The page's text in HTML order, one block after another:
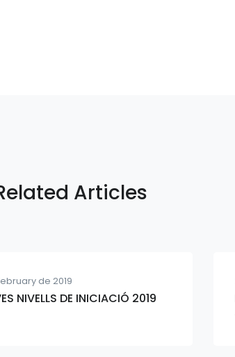
Articles
de 2019
NIVELLS DE INICIACIÓ 2019